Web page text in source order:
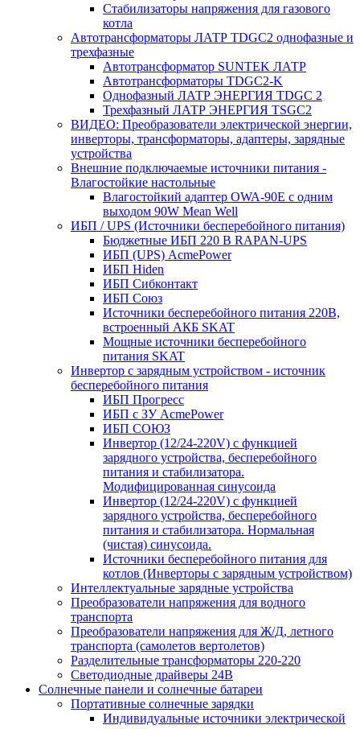
Стабилизаторы напряжения для газового
котла
Автотрансформаторы ЛАТР TDGC2 однофазные и
трехфазные
Автотрансформатор SUNTEK ЛАТР
Автотрансформаторы TDGC2-K
Однофазный ЛАТР ЭНЕРГИЯ TDGC 2
Трехфазный ЛАТР ЭНЕРГИЯ TSGC2
ВИДЕО: Преобразователи электрической энергии,
инверторы, трансформаторы, адаптеры, зарядные
устройства
Внешние подключаемые источники питания -
Влагостойкие настольные
Влагостойкий адаптер OWA-90E с одним
выходом 90W Mean Well
ИБП / UPS (Источники бесперебойного питания)
Бюджетные ИБП 220 В RAPAN-UPS
ИБП (UPS) AcmePower
ИБП Hiden
ИБП Сибконтакт
ИБП Союз
Источники бесперебойного питания 220В,
встроенный АКБ SKAT
Мощные источники бесперебойного
питания SKAT
Инвертор с зарядным устройством - источник
бесперебойного питания
ИБП Прогресс
ИБП с ЗУ AcmePower
ИБП СОЮЗ
Инвертор (12/24-220V) с функцией
зарядного устройства, бесперебойного
питания и стабилизатора.
Модифицированная синусоида
Инвертор (12/24-220V) с функцией
зарядного устройства, бесперебойного
питания и стабилизатора. Нормальная
(чистая) синусоида.
Источники бесперебойного питания для
котлов (Инверторы с зарядным устройством)
Интеллектуальные зарядные устройства
Преобразователи напряжения для водного
транспорта
Преобразователи напряжения для Ж/Д, летного
транспорта (самолетов вертолетов)
Разделительные трансформаторы 220-220
Светодиодные драйверы 24В
Солнечные панели и солнечные батареи
Портативные солнечные зарядки
Индивидуальные источники электрической